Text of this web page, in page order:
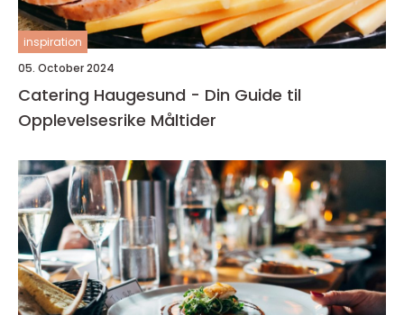
inspiration
05. October 2024
Catering Haugesund - Din Guide til
Opplevelsesrike Måltider